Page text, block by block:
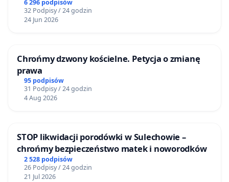
6 296 podpisów
32 Podpisy / 24 godzin
24 Jun 2026
Chrońmy dzwony kościelne. Petycja o zmianę
prawa
95 podpisów
31 Podpisy / 24 godzin
4 Aug 2026
STOP likwidacji porodówki w Sulechowie –
chrońmy bezpieczeństwo matek i noworodków
2 528 podpisów
26 Podpisy / 24 godzin
21 Jul 2026